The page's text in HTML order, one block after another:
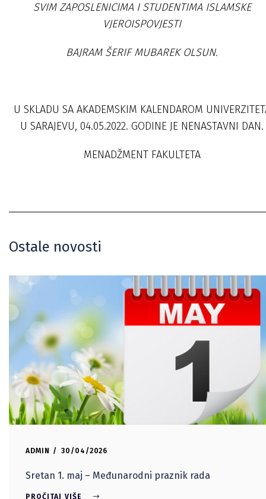
SVIM ZAPOSLENICIMA I STUDENTIMA ISLAMSKE
VJEROISPOVJESTI
BAJRAM ŠERIF MUBAREK OLSUN.
U SKLADU SA AKADEMSKIM KALENDAROM
U SARAJEVU, 04.05.2022. GODINE JE NENASTAVNI DAN.
MENADŽMENT FAKULTETA
Ostale novosti
ADMIN 30/04/2026
Sretan 1. maj – Međunarodni praznik rada
PROČITAJ VIŠE